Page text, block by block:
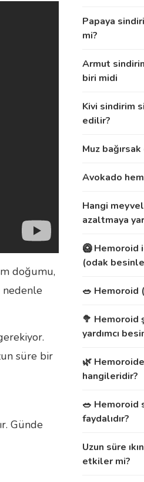
doğumu,
nedenle
süre bir
Günde
Papaya
mi?
Armut
biri midi
Kivi sindirim
edilir?
Muz
Avokado
Hangi
azaltmaya
🥝 Hemoroid
(odak
🥗 Hemoroid
🥦 Hemoroid
yardımcı
🌿
hangileridir?
🥗 Hemoroid
faydalıdır?
Uzun süre
etkiler mi?